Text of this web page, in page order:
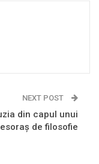
NEXT POST
din capul unui
de filosofie